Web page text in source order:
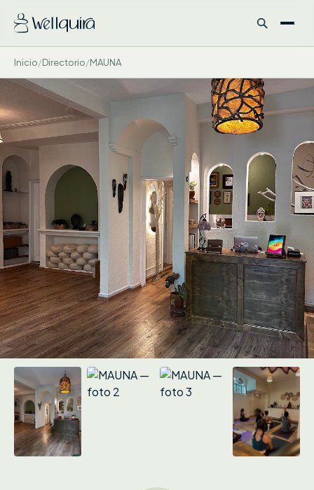
Inicio/Directorio/MAUNA